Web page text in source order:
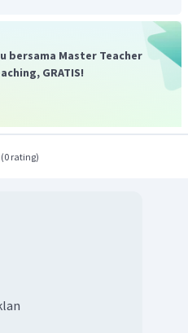
panas dan dingin suatu
derajat kehangatan dan
D.
bersama Master Teacher
GRATIS!
(0 rating)